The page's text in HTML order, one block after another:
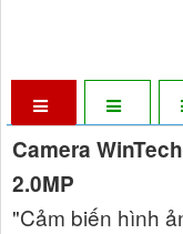
Camera
2.0MP
"Cảm biến hình